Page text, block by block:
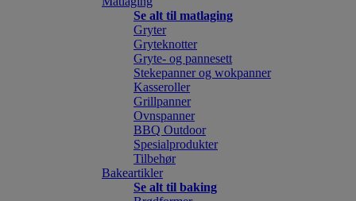
Se alt til matlaging
Gryter
Gryteknotter
Gryte- og pannesett
Stekepanner og wokpanner
Kasseroller
Grillpanner
Ovnspanner
BBQ Outdoor
Spesialprodukter
Tilbehør
Bakeartikler
Se alt til baking